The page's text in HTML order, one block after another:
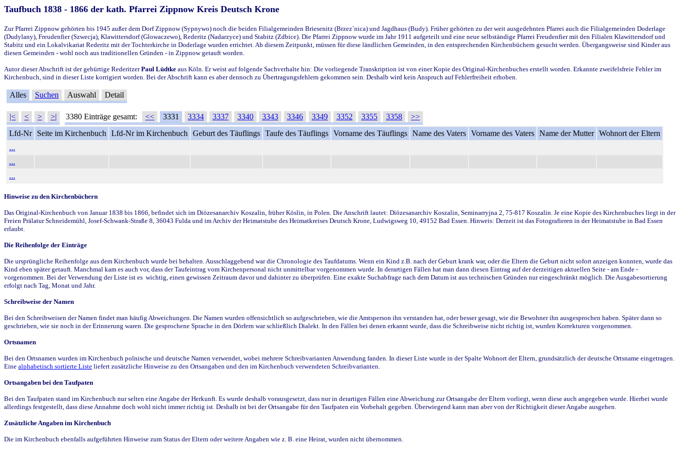
Taufbuch 1838 - 1866 der kath. Pfarrei Zippnow Kreis Deutsch Krone
Zur Pfarrei Zippnow gehörten bis 1945 außer dem Dorf Zippnow (Sypnywo) noch die beiden Filialgemeinden Briesenitz (Brzez`nica) und Jagdhaus (Budy). Früher gehörten zu der weit ausgedehnten Pfarrei auch die Filialgemeinden Doderlage
(Dudylany), Freudenfier (Szwecja), Klawittersdorf (Glowaczewo), Rederitz (Nadarzyce) und Stabitz (Zdbice). Die Pfarrei Zippnow wurde im Jahr 1911 aufgeteilt und eine neue selbständige Pfarrei Freudenfier mit den Filialen Klawittersdorf und
Stabitz und ein Lokalvikariat Rederitz mit der Tochterkirche in Doderlage wurden errichtet. Ab diesem Zeitpunkt, müssen für diese ländlichen Gemeinden, in den entsprechenden Kirchenbüchern gesucht werden. Übergangsweise sind Kinder aus
diesen Gemeinden - wohl noch aus traditionellen Gründen - in Zippnow getauft worden.
Autor dieser Abschrift ist der gebürtige RederitzerPaul Lüdtke aus Köln. Er weist auf folgende Sachverhalte hin: Die vorliegende Transkription ist von einer Kopie des Original-Kirchenbuches erstellt worden. Erkannte zweifelsfreie Fehler im
Kirchenbuch, sind in dieser Liste korrigiert worden. Bei der Abschrift kann es aber dennoch zu Übertragungsfehlern gekommen sein. Deshalb wird kein Anspruch auf Fehlerfreiheit erhoben.
Alles Suchen Auswahl Detail
|< < > >| 3380 Einträge gesamt: << 3331 3334 3337 3340 3343 3346 3349 3352 3355 3358
>>
Lfd-Nr
Seite im Kirchenbuch Lfd-Nr im Kirchenbuch Geburt des Täuflings Taufe des Täuflings Vorname des Täuflings Name des Vaters Vorname des Vaters Name der Mutter Wohnort der Eltern
...
...
...
Hinweise zu den Kirchenbüchern
Das Original-Kirchenbuch von Januar 1838 bis 1866, befindet sich im Diözesanarchiv Koszalin, früher Köslin, in Polen. Die Anschrift lautet: Diözesanarchiv Koszalin, Seminarryjna 2, 75-817 Koszalin. Je eine Kopie des Kirchenbuches liegt in der
Freien Prälatur Schneidemühl, Josef-Schwank-Straße 8, 36043 Fulda und im Archiv der Heimatstube des Heimatkreises Deutsch Krone, Ludwigsweg 10, 49152 Bad Essen. Hinweis: Derzeit ist das Fotografieren in der Heimatstube in Bad Essen
erlaubt.
Die Reihenfolge der Einträge
Die ursprüngliche Reihenfolge aus dem Kirchenbuch wurde bei behalten. Ausschlaggebend war die Chronologie des Taufdatums. Wenn ein Kind z.B. nach der Geburt krank war, oder die Eltern die Geburt nicht sofort anzeigen konnten, wurde das
Kind eben später getauft. Manchmal kam es auch vor, dass der Taufeintrag vom Kirchenpersonal nicht unmittelbar vorgenommen wurde. In derartigen Fällen hat man dann diesen Eintrag auf der derzeitigen aktuellen Seite - am Ende -
vorgenommen. Bei der Verwendung der Liste ist es wichtig, einen gewissen Zeitraum davor und dahinter zu überprüfen. Eine exakte Suchabfrage nach dem Datum ist aus technischen Gründen nur eingeschränkt möglich. Die Ausgabesortierung
erfolgt nach Tag, Monat und Jahr.
Schreibweise der Namen
Bei den Schreibweisen der Namen findet man häufig Abweichungen. Die Namen wurden offensichtlich so aufgeschrieben, wie die Amtsperson ihn verstanden hat, oder besser gesagt, wie die Bewohner ihn ausgesprochen haben. Später dann so
geschrieben, wie sie noch in der Erinnerung waren. Die gesprochene Sprache in den Dörfern war schließlich Dialekt. In den Fällen bei denen erkannt wurde, dass die Schreibweise nicht richtig ist, wurden Korrekturen vorgenommen.
Ortsnamen
Bei den Ortsnamen wurden im Kirchenbuch polnische und deutsche Namen verwendet, wobei mehrere Schreibvarianten Anwendung fanden. In dieser Liste wurde in der Spalte Wohnort der Eltern, grundsätzlich der deutsche Ortsname eingetragen.
Eine alphabetisch sortierte Liste liefert zusätzliche Hinweise zu den Ortsangaben und den im Kirchenbuch verwendeten Schreibvarianten.
Ortsangaben bei den Taufpaten
Bei den Taufpaten stand im Kirchenbuch nur selten eine Angabe der Herkunft. Es wurde deshalb vorausgesetzt, dass nur in derartigen Fällen eine Abweichung zur Ortsangabe der Eltern vorliegt, wenn diese auch angegeben wurde. Hierbei wurde
allerdings festgestellt, dass diese Annahme doch wohl nicht immer richtig ist. Deshalb ist bei der Ortsangabe für den Taufpaten ein Vorbehalt gegeben. Überwiegend kann man aber von der Richtigkeit dieser Angabe ausgehen.
Zusätzliche Angaben im Kirchenbuch
Die im Kirchenbuch ebenfalls aufgeführten Hinweise zum Status der Eltern oder weitere Angaben wie z. B. eine Heirat, wurden nicht übernommen.